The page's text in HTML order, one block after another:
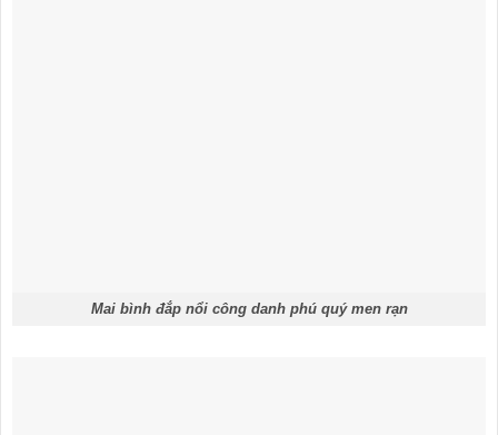
Mai bình đắp nổi công danh phú quý men rạn